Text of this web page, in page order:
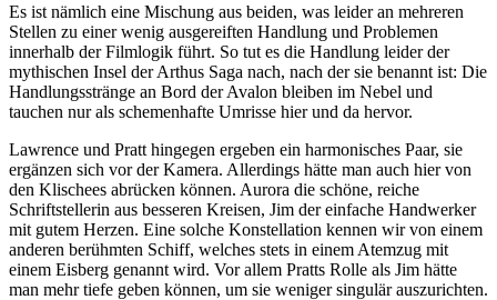
Es ist nämlich eine Mischung aus beiden, was leider an mehreren
Stellen zu einer wenig ausgereiften Handlung und Problemen
innerhalb der Filmlogik führt. So tut es die Handlung leider der
mythischen Insel der Arthus Saga nach, nach der sie benannt ist: Die
Handlungsstränge an Bord der Avalon bleiben im Nebel und
tauchen nur als schemenhafte Umrisse hier und da hervor.
Lawrence und Pratt hingegen ergeben ein harmonisches Paar, sie
ergänzen sich vor der Kamera. Allerdings hätte man auch hier von
den Klischees abrücken können. Aurora die schöne, reiche
Schriftstellerin aus besseren Kreisen, Jim der einfache Handwerker
mit gutem Herzen. Eine solche Konstellation kennen wir von einem
anderen berühmten Schiff, welches stets in einem Atemzug mit
einem Eisberg genannt wird. Vor allem Pratts Rolle als Jim hätte
man mehr tiefe geben können, um sie weniger singulär auszurichten.